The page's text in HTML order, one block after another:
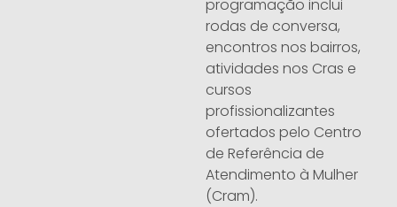
programação inclui
rodas de conversa,
encontros nos bairros,
atividades nos Cras e
cursos
profissionalizantes
ofertados pelo Centro
de Referência de
Atendimento à Mulher
(Cram).